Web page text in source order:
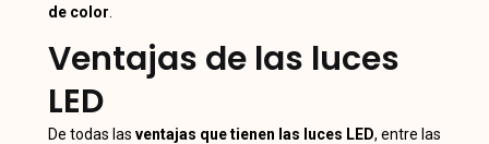
de color
Ventajas de las luces
LED
De todas las ventajas que tienen las luces LED, entre las